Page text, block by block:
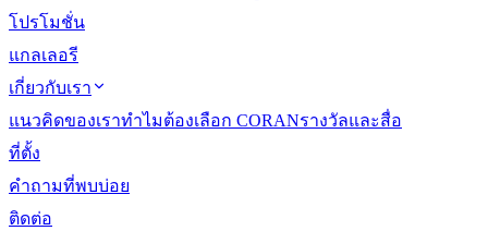
โปรโมชั่น
แกลเลอรี
เกี่ยวกับเรา
แนวคิดของเราทำไมต้องเลือก CORANรางวัลและสื่อ
ที่ตั้ง
คำถามที่พบบ่อย
ติดต่อ